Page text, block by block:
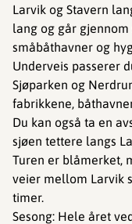
Larvik og Stavern
lang og går gjennom
småbåthavner og
Underveis passerer
Sjøparken og
fabrikkene,
Du kan også ta en
sjøen tettere langs
Turen er blåmerket,
veier mellom Larvik
timer.
Sesong: Hele året